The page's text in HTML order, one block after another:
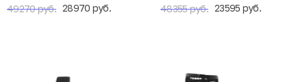
49270 руб. 28970 руб. 48355 руб. 23595 руб.